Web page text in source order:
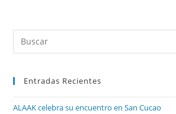
Entradas Recientes
ALAAK celebra su encuentro en San Cucao